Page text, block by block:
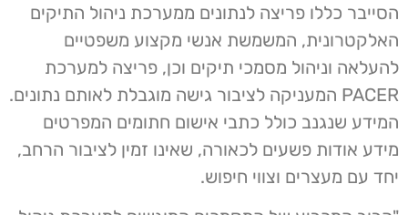
הסייבר כללו פריצה לנתונים ממערכת ניהול התיקים
האלקטרונית, המשמשת אנשי מקצוע משפטיים
להעלאה וניהול מסמכי תיקים וכן, פריצה למערכת
PACER המעניקה לציבור גישה מוגבלת לאותם נתונים.
המידע שנגנב כולל כתבי אישום חתומים המפרטים
מידע אודות פשעים לכאורה, שאינו זמין לציבור הרחב,
יחד עם מעצרים וצווי חיפוש.